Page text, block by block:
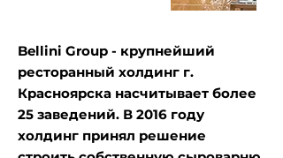
Bellini Group - крупнейший
ресторанный холдинг г.
Красноярска насчитывает более
25 заведений. В 2016 году
холдинг принял решение